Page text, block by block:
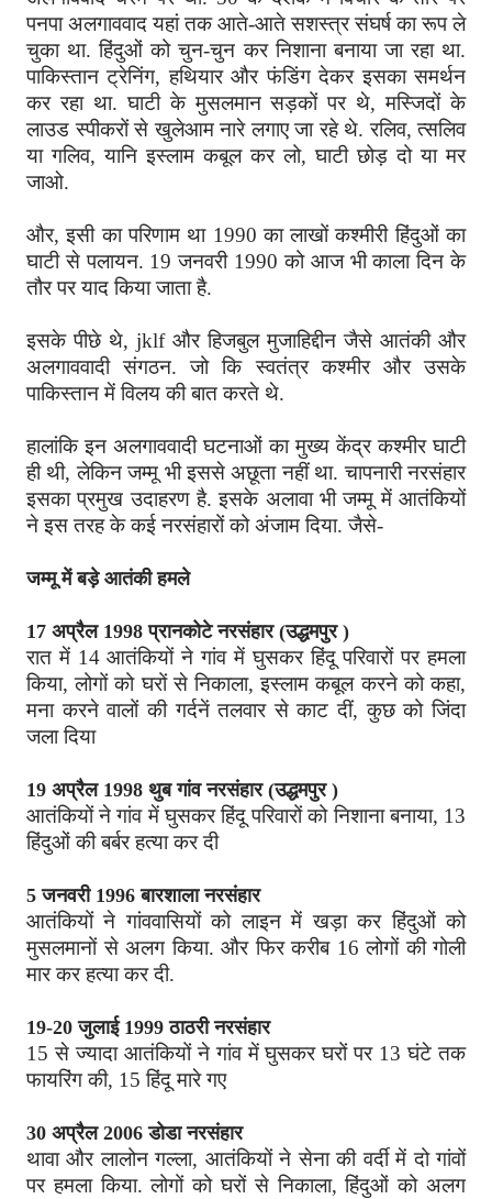
पनपा अलगाववाद यहां तक आते-आते सशस्त्र संघर्ष का रूप ले
चुका था. हिंदुओं को चुन-चुन कर निशाना बनाया जा रहा था.
पाकिस्तान ट्रेनिंग, हथियार और फंडिंग देकर इसका समर्थन
कर रहा था. घाटी के मुसलमान सड़कों पर थे, मस्जिदों के
लाउड स्पीकरों से खुलेआम नारे लगाए जा रहे थे. रलिव, त्सलिव
या गलिव, यानि इस्लाम कबूल कर लो, घाटी छोड़ दो या मर
जाओ.
और, इसी का परिणाम था 1990 का लाखों कश्मीरी हिंदुओं का
घाटी से पलायन. 19 जनवरी 1990 को आज भी काला दिन के
तौर पर याद किया जाता है.
इसके पीछे थे, jklf और हिजबुल मुजाहिद्दीन जैसे आतंकी और
अलगाववादी संगठन. जो कि स्वतंत्र कश्मीर और उसके
पाकिस्तान में विलय की बात करते थे.
हालांकि इन अलगाववादी घटनाओं का मुख्य केंद्र कश्मीर घाटी
ही थी, लेकिन जम्मू भी इससे अछूता नहीं था. चापनारी नरसंहार
इसका प्रमुख उदाहरण है. इसके अलावा भी जम्मू में आतंकियों
ने इस तरह के कई नरसंहारों को अंजाम दिया. जैसे-
जम्मू में बड़े आतंकी हमले
17 अप्रैल 1998 प्रानकोटे नरसंहार (उद्धमपुर )
रात में 14 आतंकियों ने गांव में घुसकर हिंदू परिवारों पर हमला
किया, लोगों को घरों से निकाला, इस्लाम कबूल करने को कहा,
मना करने वालों की गर्दनें तलवार से काट दीं, कुछ को जिंदा
जला दिया
19 अप्रैल 1998 थुब गांव नरसंहार (उद्धमपुर )
आतंकियों ने गांव में घुसकर हिंदू परिवारों को निशाना बनाया, 13
हिंदुओं की बर्बर हत्या कर दी
5 जनवरी 1996 बारशाला नरसंहार
आतंकियों ने गांववासियों को लाइन में खड़ा कर हिंदुओं को
मुसलमानों से अलग किया. और फिर करीब 16 लोगों की गोली
मार कर हत्या कर दी.
19-20 जुलाई 1999 ठाठरी नरसंहार
15 से ज्यादा आतंकियों ने गांव में घुसकर घरों पर 13 घंटे तक
फायरिंग की, 15 हिंदू मारे गए
30 अप्रैल 2006 डोडा नरसंहार
थावा और लालोन गल्ला, आतंकियों ने सेना की वर्दी में दो गांवों
पर हमला किया. लोगों को घरों से निकाला, हिंदुओं को अलग